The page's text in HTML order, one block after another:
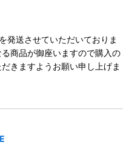
発送させていただいておりま
商品が御座いますので購入の
きますようお願い申し上げま